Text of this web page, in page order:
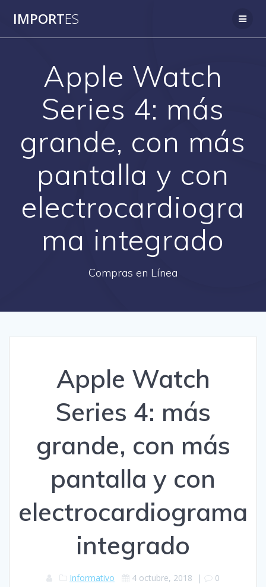
IMPORTES
Apple Watch
Series 4: más
grande, con más
pantalla y con
electrocardiogra
ma integrado
Compras en Línea
Apple Watch
Series 4: más
grande, con más
pantalla y con
electrocardiograma
integrado
Informativo 4 octubre, 2018 | 0